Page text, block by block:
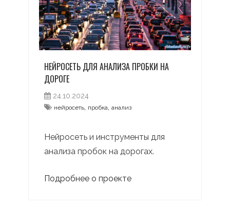
НЕЙРОСЕТЬ ДЛЯ АНАЛИЗА ПРОБКИ НА
ДОРОГЕ
24.10.2024
нейросеть, пробка, анализ
Нейросеть и инструменты для
анализа пробок на дорогах.
Подробнее о проекте